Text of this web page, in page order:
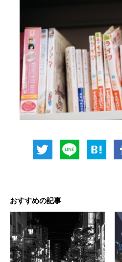
おすすめの記事